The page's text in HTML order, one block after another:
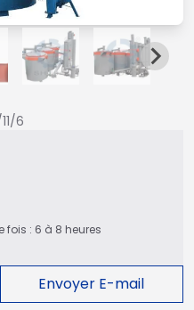
6
: 6 à 8 heures
Envoyer E-mail